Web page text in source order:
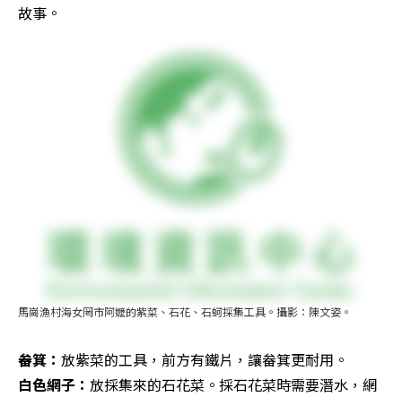
故事。
馬崗漁村海女罔市阿嬤的紫菜、石花、石蚵採集工具。攝影：陳文姿。
畚箕：
白色網子： 放採集來的石花菜。採石花菜時需要潛水，網